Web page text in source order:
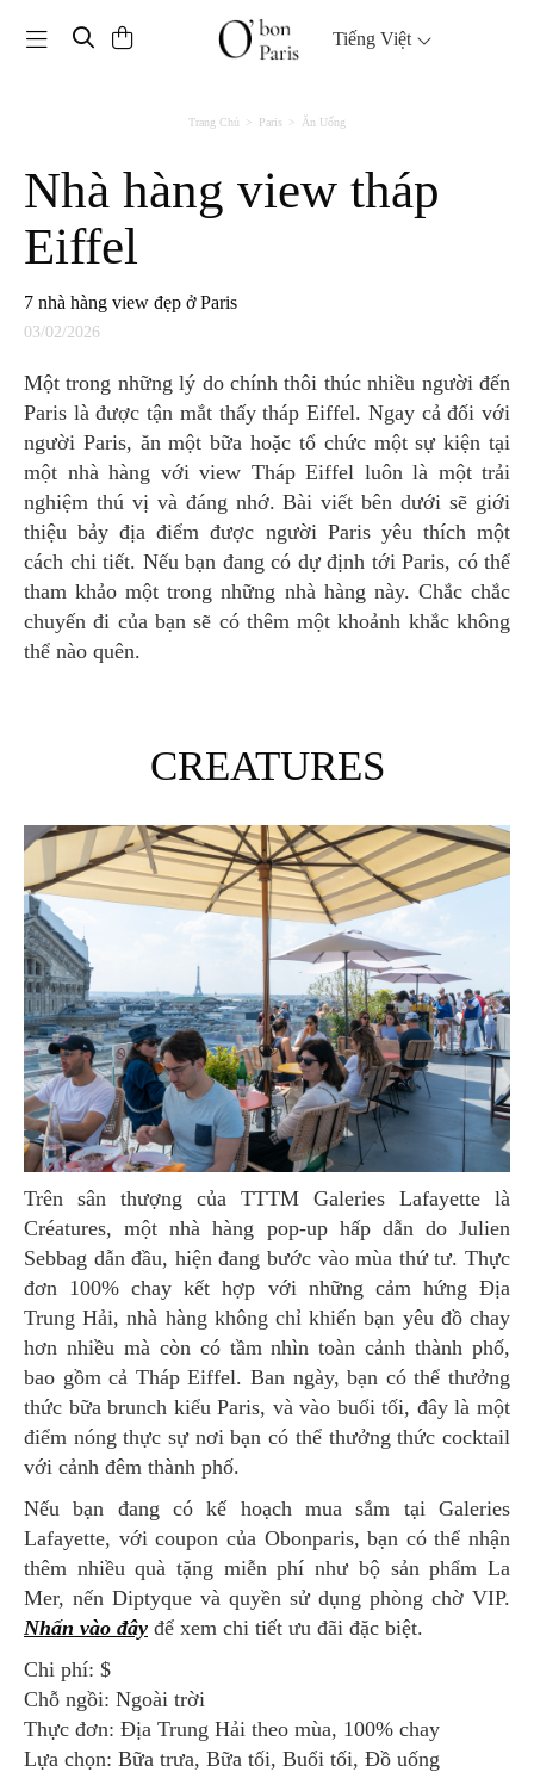
Toggle navigation Tiếng Việt
Trang Chủ Paris Ăn Uống
Nhà hàng view tháp
Eiffel
7 nhà hàng view đẹp ở Paris
03/02/2026
Một trong những lý do chính thôi thúc nhiều người đến
Paris là được tận mắt thấy tháp Eiffel. Ngay cả đối với
người Paris, ăn một bữa hoặc tổ chức một sự kiện tại
một nhà hàng với view Tháp Eiffel luôn là một trải
nghiệm thú vị và đáng nhớ. Bài viết bên dưới sẽ giới
thiệu bảy địa điểm được người Paris yêu thích một
cách chi tiết. Nếu bạn đang có dự định tới Paris, có thể
tham khảo một trong những nhà hàng này. Chắc chắc
chuyến đi của bạn sẽ có thêm một khoảnh khắc không
thể nào quên.
CREATURES
Trên sân thượng của TTTM Galeries Lafayette là
Créatures, một nhà hàng pop-up hấp dẫn do Julien
Sebbag dẫn đầu, hiện đang bước vào mùa thứ tư. Thực
đơn 100% chay kết hợp với những cảm hứng Địa
Trung Hải, nhà hàng không chỉ khiến bạn yêu đồ chay
hơn nhiều mà còn có tầm nhìn toàn cảnh thành phố,
bao gồm cả Tháp Eiffel. Ban ngày, bạn có thể thưởng
thức bữa brunch kiểu Paris, và vào buổi tối, đây là một
điểm nóng thực sự nơi bạn có thể thưởng thức cocktail
với cảnh đêm thành phố.
Nếu bạn đang có kế hoạch mua sắm tại Galeries
Lafayette, với coupon của Obonparis, bạn có thể nhận
thêm nhiều quà tặng miễn phí như bộ sản phẩm La
Mer, nến Diptyque và quyền sử dụng phòng chờ VIP.
Nhấn vào đây để xem chi tiết ưu đãi đặc biệt.
Chi phí: $
Chỗ ngồi: Ngoài trời
Thực đơn: Địa Trung Hải theo mùa, 100% chay
Lựa chọn: Bữa trưa, Bữa tối, Buổi tối, Đồ uống